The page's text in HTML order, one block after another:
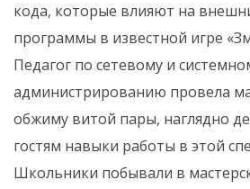
кода, которые влияют на
программы в известной игре
Педагог по сетевому и
администрированию провела
обжиму витой пары, наглядно
гостям навыки работы в этой
Школьники побывали в